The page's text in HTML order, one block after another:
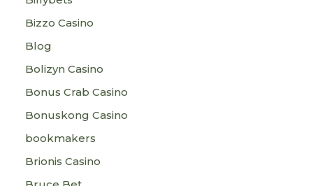
Bizzo Casino
Blog
Bolizyn Casino
Bonus Crab Casino
Bonuskong Casino
bookmakers
Brionis Casino